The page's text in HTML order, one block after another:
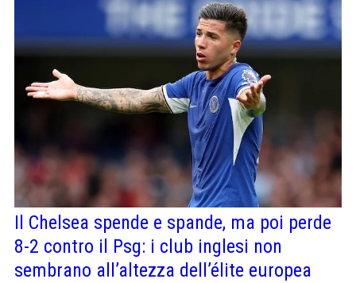
Il Chelsea spende e spande, ma poi perde
8-2 contro il Psg: i club inglesi non
sembrano all’altezza dell’élite europea